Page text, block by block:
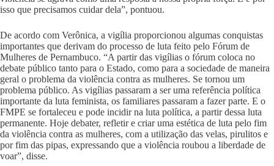
isso que precisamos cuidar dela”, pontuou.
De acordo com Verônica, a vigília proporcionou algumas conquistas
importantes que derivam do processo de luta feito pelo Fórum de
Mulheres de Pernambuco. “A partir das vigílias o fórum coloca no
debate público tanto para o Estado, como para a sociedade de maneira
geral o problema da violência contra as mulheres. Se tornou um
problema público. As vigílias passaram a ser uma referência política
importante da luta feminista, os familiares passaram a fazer parte. E o
FMPE se fortaleceu e pode incidir na luta política, a partir dessa luta
permanente. Hoje debater, refletir e criar uma estética de luta pelo fim
da violência contra as mulheres, com a utilização das velas, pirulitos e
por fim das pipas, expressando que a violência roubou a liberdade de
voar”, disse.